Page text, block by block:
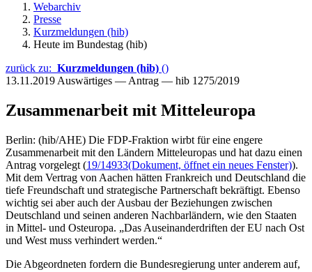
Webarchiv
Presse
Kurzmeldungen (hib)
Heute im Bundestag (hib)
zurück zu: Kurzmeldungen (hib) ()
13.11.2019 Auswärtiges — Antrag — hib 1275/2019
Zusammenarbeit mit Mitteleuropa
Berlin: (hib/AHE) Die FDP-Fraktion wirbt für eine engere
Zusammenarbeit mit den Ländern Mitteleuropas und hat dazu einen
Antrag vorgelegt (19/14933(Dokument, öffnet ein neues Fenster)).
Mit dem Vertrag von Aachen hätten Frankreich und Deutschland die
tiefe Freundschaft und strategische Partnerschaft bekräftigt. Ebenso
wichtig sei aber auch der Ausbau der Beziehungen zwischen
Deutschland und seinen anderen Nachbarländern, wie den Staaten
in Mittel- und Osteuropa. „Das Auseinanderdriften der EU nach Ost
und West muss verhindert werden.“
Die Abgeordneten fordern die Bundesregierung unter anderem auf,